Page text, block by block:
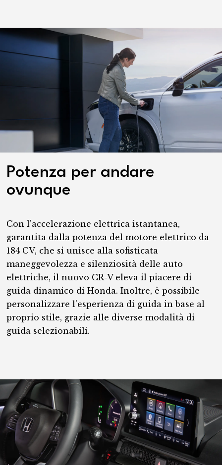
Potenza per andare
ovunque
Con l’accelerazione elettrica istantanea,
garantita dalla potenza del motore elettrico da
184 CV, che si unisce alla sofisticata
maneggevolezza e silenziosità delle auto
elettriche, il nuovo CR-V eleva il piacere di
guida dinamico di Honda. Inoltre, è possibile
personalizzare l’esperienza di guida in base al
proprio stile, grazie alle diverse modalità di
guida selezionabili.